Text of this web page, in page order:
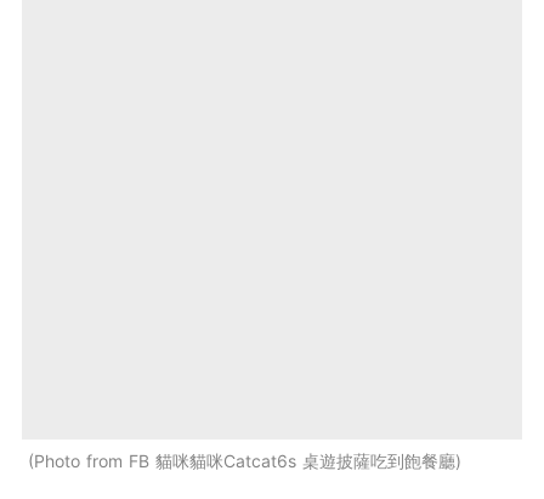
Photo from FB 貓咪貓咪Catcat6s 桌遊披薩吃到飽餐廳